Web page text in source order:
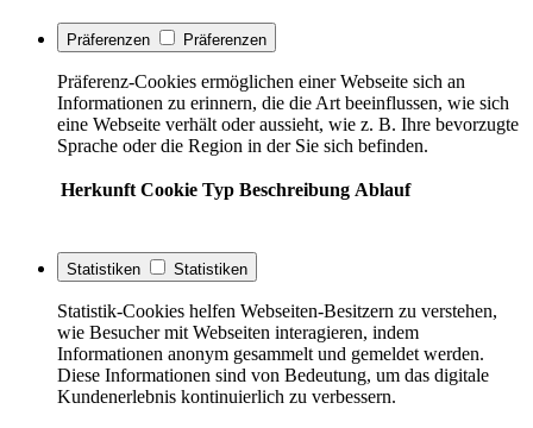
Präferenzen Präferenzen
Präferenz-Cookies ermöglichen einer Webseite sich an
Informationen zu erinnern, die die Art beeinflussen, wie sich
eine Webseite verhält oder aussieht, wie z. B. Ihre bevorzugte
Sprache oder die Region in der Sie sich befinden.
Herkunft Cookie Typ Beschreibung Ablauf
Statistiken Statistiken
Statistik-Cookies helfen Webseiten-Besitzern zu verstehen,
wie Besucher mit Webseiten interagieren, indem
Informationen anonym gesammelt und gemeldet werden.
Diese Informationen sind von Bedeutung, um das digitale
Kundenerlebnis kontinuierlich zu verbessern.